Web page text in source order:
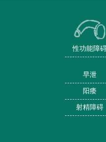
性功能障
早泄
阳痿
射精障碍